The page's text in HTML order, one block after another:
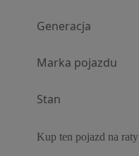
Generacja
Marka pojazdu
Stan
Kup ten pojazd na raty